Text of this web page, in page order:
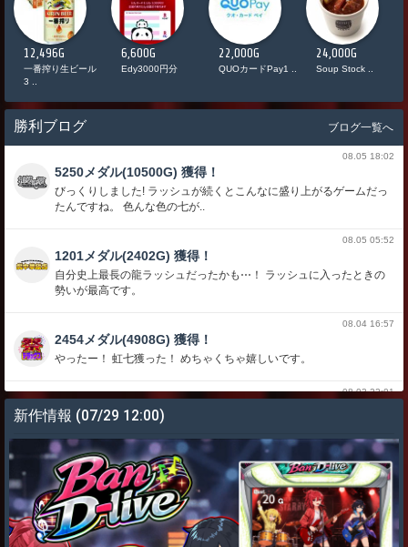
12,496G
一番搾り生ビール
3 ..
6,600G
Edy3000円分
22,000G
QUOカードPay1 ..
24,000G
Soup Stock ..
勝利ブログ ブログ一覧へ
08.05 18:02
5250メダル(10500G) 獲得！
びっくりしました! ラッシュが続くとこんなに盛り上がるゲームだっ
たんですね。 色んな色の七が..
08.05 05:52
1201メダル(2402G) 獲得！
自分史上最長の龍ラッシュだったかも⋯！ ラッシュに入ったときの
勢いが最高です。
08.04 16:57
2454メダル(4908G) 獲得！
やったー！ 虹七獲った！ めちゃくちゃ嬉しいです。
08.03 22:01
5730メダル(11460G) 獲得！
17連荘くらいして永遠に続きそうでした こういうのがあるから深海
伝説大好きです
08.02 06:57
13873メダル(27746G) 獲得！
しーさーがひかったぁ
新作情報 (07/29 12:00)